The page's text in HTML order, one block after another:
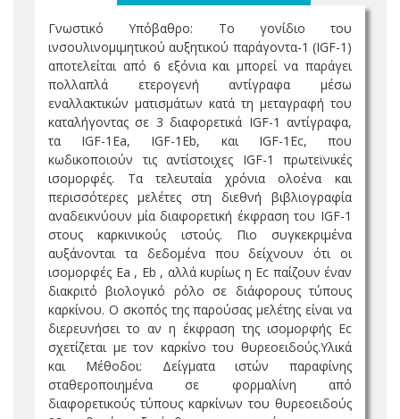
Γνωστικό Υπόβαθρο: Το γονίδιο του
ινσουλινομιμητικού αυξητικού παράγοντα-1 (IGF-1)
αποτελείται από 6 εξόνια και μπορεί να παράγει
πολλαπλά ετερογενή αντίγραφα μέσω
εναλλακτικών ματισμάτων κατά τη μεταγραφή του
καταλήγοντας σε 3 διαφορετικά IGF-1 αντίγραφα,
τα IGF-1Ea, IGF-1Eb, και IGF-1Ec, που
κωδικοποιούν τις αντίστοιχες IGF-1 πρωτεϊνικές
ισομορφές. Τα τελευταία χρόνια ολοένα και
περισσότερες μελέτες στη διεθνή βιβλιογραφία
αναδεικνύουν μία διαφορετική έκφραση του IGF-1
στους καρκινικούς ιστούς. Πιο συγκεκριμένα
αυξάνονται τα δεδομένα που δείχνουν ότι οι
ισομορφές Εa , Εb , αλλά κυρίως η Ec παίζουν έναν
διακριτό βιολογικό ρόλο σε διάφορους τύπους
καρκίνου. Ο σκοπός της παρούσας μελέτης είναι να
διερευνήσει το αν η έκφραση της ισομορφής Ec
σχετίζεται με τον καρκίνο του θυρεοειδούς.Υλικά
και Μέθοδοι: Δείγματα ιστών παραφίνης
σταθεροποιημένα σε φορμαλίνη από
διαφορετικούς τύπους καρκίνων του θυρεοειδούς